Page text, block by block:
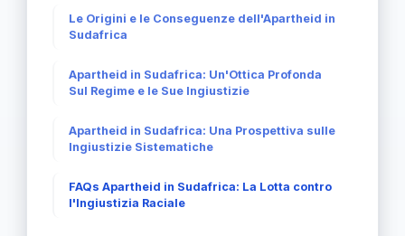
Le Origini e le Conseguenze dell'Apartheid in
Sudafrica
Apartheid in Sudafrica: Un'Ottica Profonda
Sul Regime e le Sue Ingiustizie
Apartheid in Sudafrica: Una Prospettiva sulle
Ingiustizie Sistematiche
FAQs Apartheid in Sudafrica: La Lotta contro
l'Ingiustizia Raciale